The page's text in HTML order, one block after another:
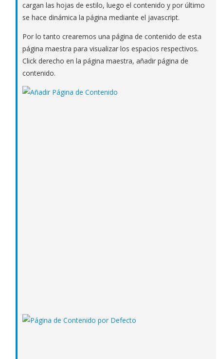
cargan las hojas de estilo, luego el contenido y por último
se hace dinámica la página mediante el javascript.
Por lo tanto crearemos una página de contenido de esta
página maestra para visualizar los espacios respectivos.
Click derecho en la página maestra, añadir página de
contenido.